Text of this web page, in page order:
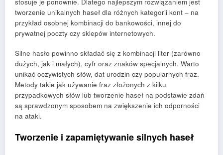
tworzenie unikalnych haseł dla różnych kategorii kont – na
przykład osobnej kombinacji do bankowości, innej do
prywatnej poczty czy sklepów internetowych.
Silne hasło powinno składać się z kombinacji liter (zarówno
dużych, jak i małych), cyfr oraz znaków specjalnych. Warto
unikać oczywistych słów, dat urodzin czy popularnych fraz.
Metody takie jak używanie fraz złożonych z kilku
przypadkowych słów lub tworzenie haseł na podstawie zdań
są sprawdzonym sposobem na zwiększenie ich odporności
na ataki.
Tworzenie i zapamiętywanie silnych haseł